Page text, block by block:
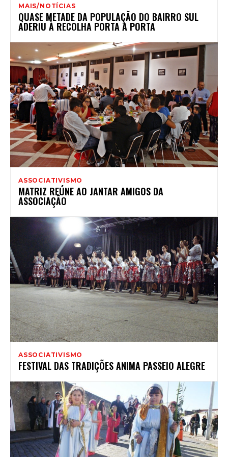
MAIS/NOTÍCIAS
QUASE METADE DA POPULAÇÃO DO BAIRRO SUL
ADERIU À RECOLHA PORTA A PORTA
ASSOCIATIVISMO
MATRIZ REÚNE AO JANTAR AMIGOS DA
ASSOCIAÇÃO
ASSOCIATIVISMO
FESTIVAL DAS TRADIÇÕES ANIMA PASSEIO ALEGRE